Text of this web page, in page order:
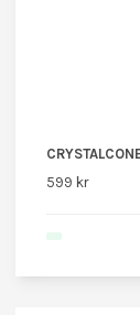
599 kr